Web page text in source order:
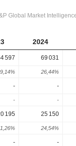
2024
597 69 031
26,44%
- -
- -
195 25 150
24,54%
- -